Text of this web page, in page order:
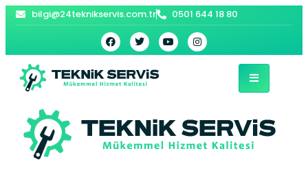
bilgi@24teknikservis.com.tr 0501 644 18 80